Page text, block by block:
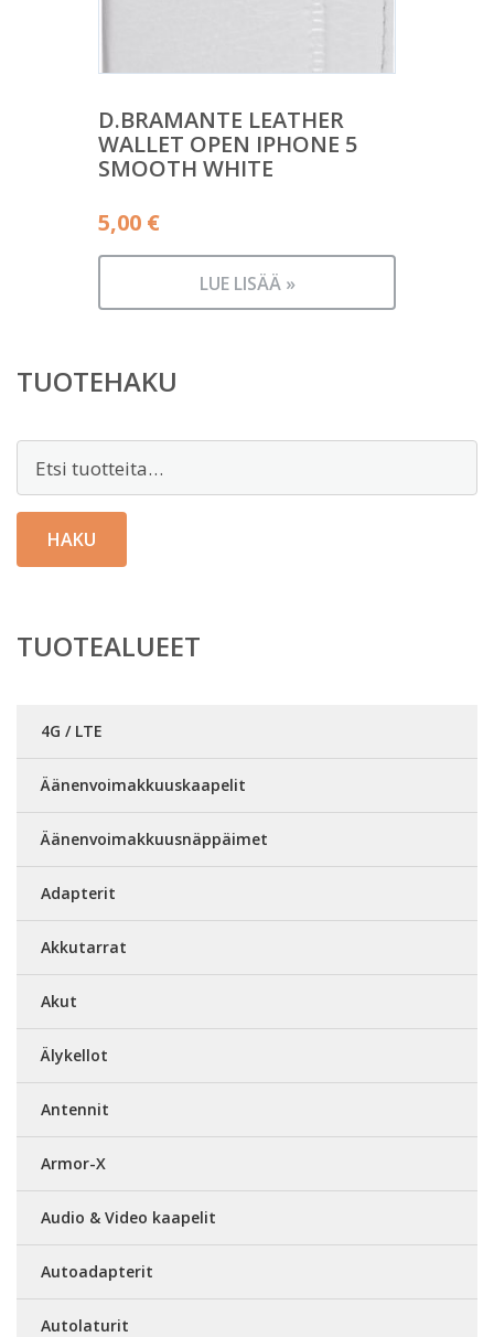
D.BRAMANTE LEATHER
WALLET OPEN IPHONE 5
SMOOTH WHITE
5,00 €
LUE LISÄÄ »
TUOTEHAKU
HAKU
TUOTEALUEET
4G / LTE
Äänenvoimakkuuskaapelit
Äänenvoimakkuusnäppäimet
Adapterit
Akkutarrat
Akut
Älykellot
Antennit
Armor-X
Audio & Video kaapelit
Autoadapterit
Autolaturit